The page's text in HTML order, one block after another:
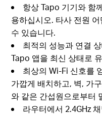
항상 Tapo 기기와 함
용하십시오. 타사 전원
수 있습니다.
최적의 성능과 연결
Tapo 앱을 최신 상태로
최상의 Wi-Fi 신호를
가깝게 배치하고, 벽, 가
와 같은 간섭원으로부터
라우터에서 2.4GHz